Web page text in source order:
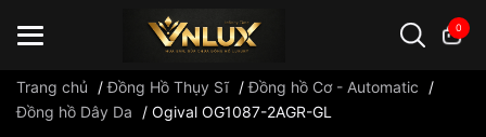
0
Trang chủ /Đồng Hồ Thụy Sĩ /Đồng hồ Cơ - Automatic
/
Đồng hồ Dây Da
/ Ogival OG1087-2AGR-GL